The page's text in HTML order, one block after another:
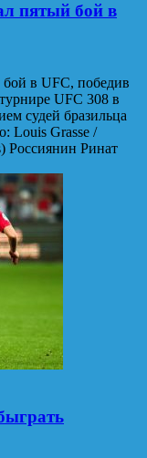
пятый бой в
в UFC, победив
UFC 308 в
судей бразильца
Louis Grasse /
Россиянин Ринат